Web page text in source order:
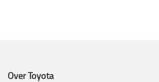
Over Toyota